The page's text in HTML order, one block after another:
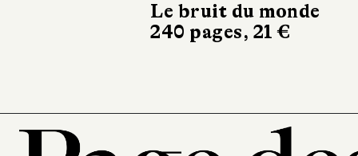
Le bruit du monde
240 pages, 21 €